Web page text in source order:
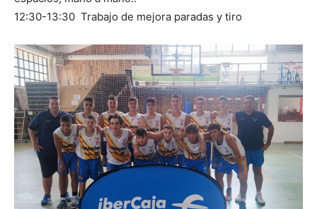
12:30-13:30 Trabajo de mejora paradas y tiro